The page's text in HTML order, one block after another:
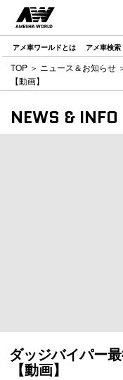
アメ車ワールドとは アメ車検索
TOP ＞ ニュース＆お知らせ
【動画】
NEWS & INFO
ダッジバイパー
【動画】